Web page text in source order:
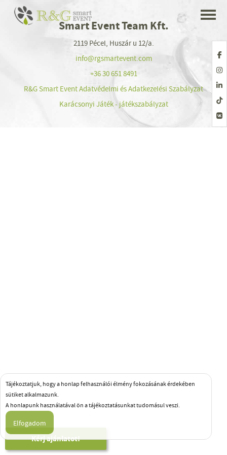
Kérj ajánlatot!
Tájékoztatjuk, hogy a honlap felhasználói élmény fokozásának érdekében
sütiket alkalmazunk.
A honlapunk használatával ön a tájékoztatásunkat tudomásul veszi.
Smart Event Team Kft.
2119 Pécel, Huszár u 12/a.
info@rgsmartevent.com
+36 30 651 8491
R&G Smart Event Adatvédelmi és Adatkezelési Szabályzat
Karácsonyi Játék - játékszabályzat